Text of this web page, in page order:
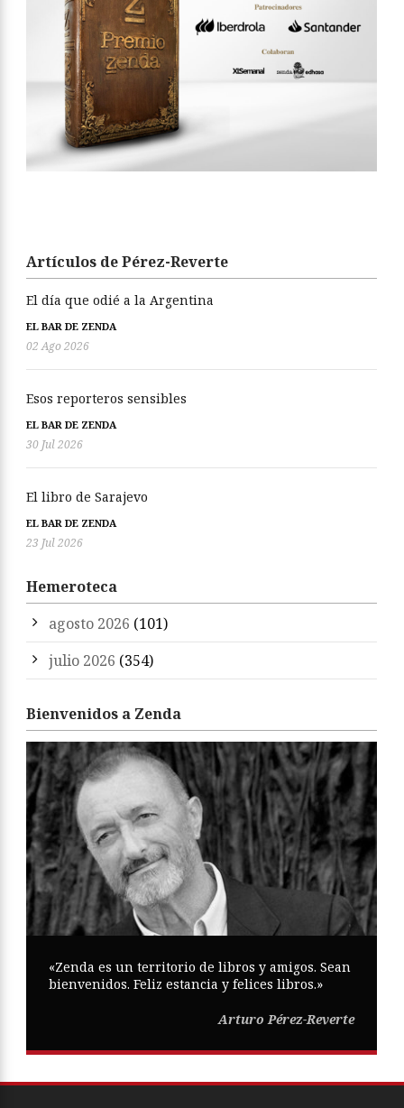
Artículos de Pérez-Reverte
El día que odié a la Argentina
EL BAR DE ZENDA
02 Ago 2026
Esos reporteros sensibles
EL BAR DE ZENDA
30 Jul 2026
El libro de Sarajevo
EL BAR DE ZENDA
23 Jul 2026
Hemeroteca
agosto 2026 (101)
julio 2026 (354)
Bienvenidos a Zenda
«Zenda es un territorio de libros y amigos. Sean
bienvenidos. Feliz estancia y felices libros.»
Arturo Pérez-Reverte